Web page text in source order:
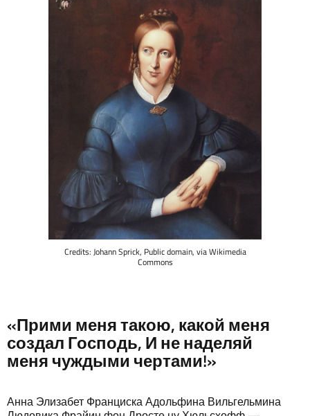
«Прими меня такою, какой меня
создал Господь, И не наделяй
меня чуждыми чертами!»
Анна Элизабет Франциска Адольфина Вильгельмина
Credits: Johann Sprick, Public domain, via Wikimedia
Commons